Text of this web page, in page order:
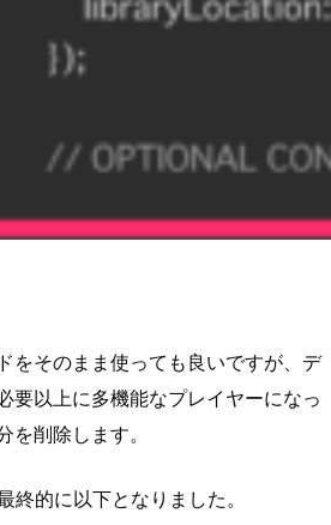
をそのまま使っても良いですが、デ
要以上に多機能なプレイヤーになっ
削除します。
終的に以下となりました。